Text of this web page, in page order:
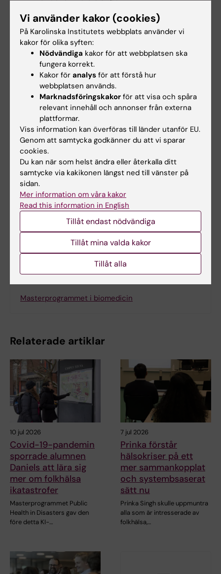
Ceriani bland de tio bästa italienska
biovetenskapsstudenterna 2025 enligt Nova
111:s studentlista.
Samma år tilldelades han den italienska
utmärkelsenExcellence Award
forskningsinsatser vid Karolinska Institutet.
Tags
Student Masterprogram Biomedicin
Uppdaterad av:
Emma Karlsson
2026-06-04
Masterprogrammet i biomedicin
Relaterade artiklar
10 jul 2026
Covid-19-pandemin
sporrade alumnen
Daniels att lära sig
mer om folkhälsa
ikatastrofer
Masterprogrammet Public
Health in Disasters gav den
före detta KI-…
7 jul 2026
Prinka förstår
hälsokriser på ett
mer sammankopplat
och systembsaserat
sätt nu
Prinka Singh skulle uppmuntra
alla som är intresserade av
folkhälsa,…
Vi använder kakor (cookies)
På Karolinska Institutets webbplats använder vi
kakor för olika syften:
Nödvändiga kakor för att webbplatsen ska
fungera korrekt.
Kakor för analys för att förstå hur
webbplatsen används.
Marknadsföringskakor för att visa och spåra
relevant innehåll och annonser från externa
plattformar.
Viss information kan överföras till länder utanför EU.
Genom att samtycka godkänner du att vi sparar
cookies.
Du kan när som helst ändra eller återkalla ditt
samtycke via kakikonen längst ned till vänster på
sidan.
Mer information om våra kakor
Read this information in English
Tillåt endast nödvändiga
Tillåt mina valda kakor
Tillåt alla